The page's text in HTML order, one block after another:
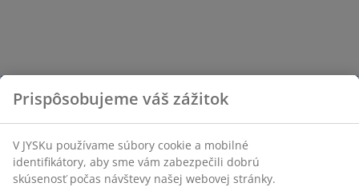
Prispôsobujeme váš zážitok
V JYSKu používame súbory cookie a mobilné
identifikátory, aby sme vám zabezpečili dobrú
skúsenosť počas návštevy našej webovej stránky.